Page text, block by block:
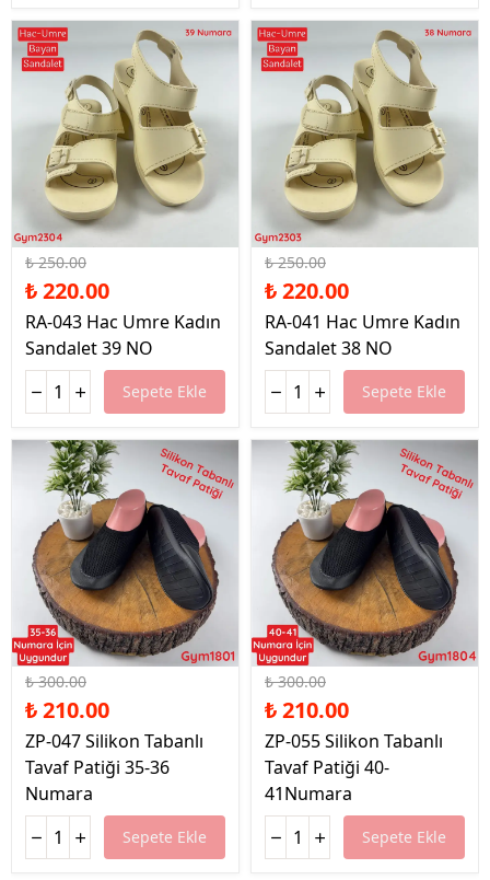
%12 İndirim
₺ 250.00
₺ 220.00
RA-043 Hac Umre Kadın
Sandalet 39 NO
Sepete Ekle
%12 İndirim
₺ 250.00
₺ 220.00
RA-041 Hac Umre Kadın
Sandalet 38 NO
Sepete Ekle
%30 İndirim
₺ 300.00
₺ 210.00
ZP-047 Silikon Tabanlı
Tavaf Patiği 35-36
Numara
Sepete Ekle
%30 İndirim
₺ 300.00
₺ 210.00
ZP-055 Silikon Tabanlı
Tavaf Patiği 40-
41Numara
Sepete Ekle